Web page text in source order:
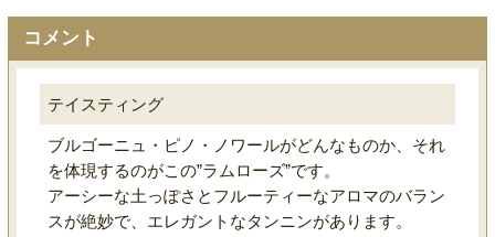
コメント
テイスティング
ブルゴーニュ・ピノ・ノワールがどんなものか、それ
を体現するのがこの”ラムローズ”です。
アーシーな土っぽさとフルーティーなアロマのバラン
スが絶妙で、エレガントなタンニンがあります。